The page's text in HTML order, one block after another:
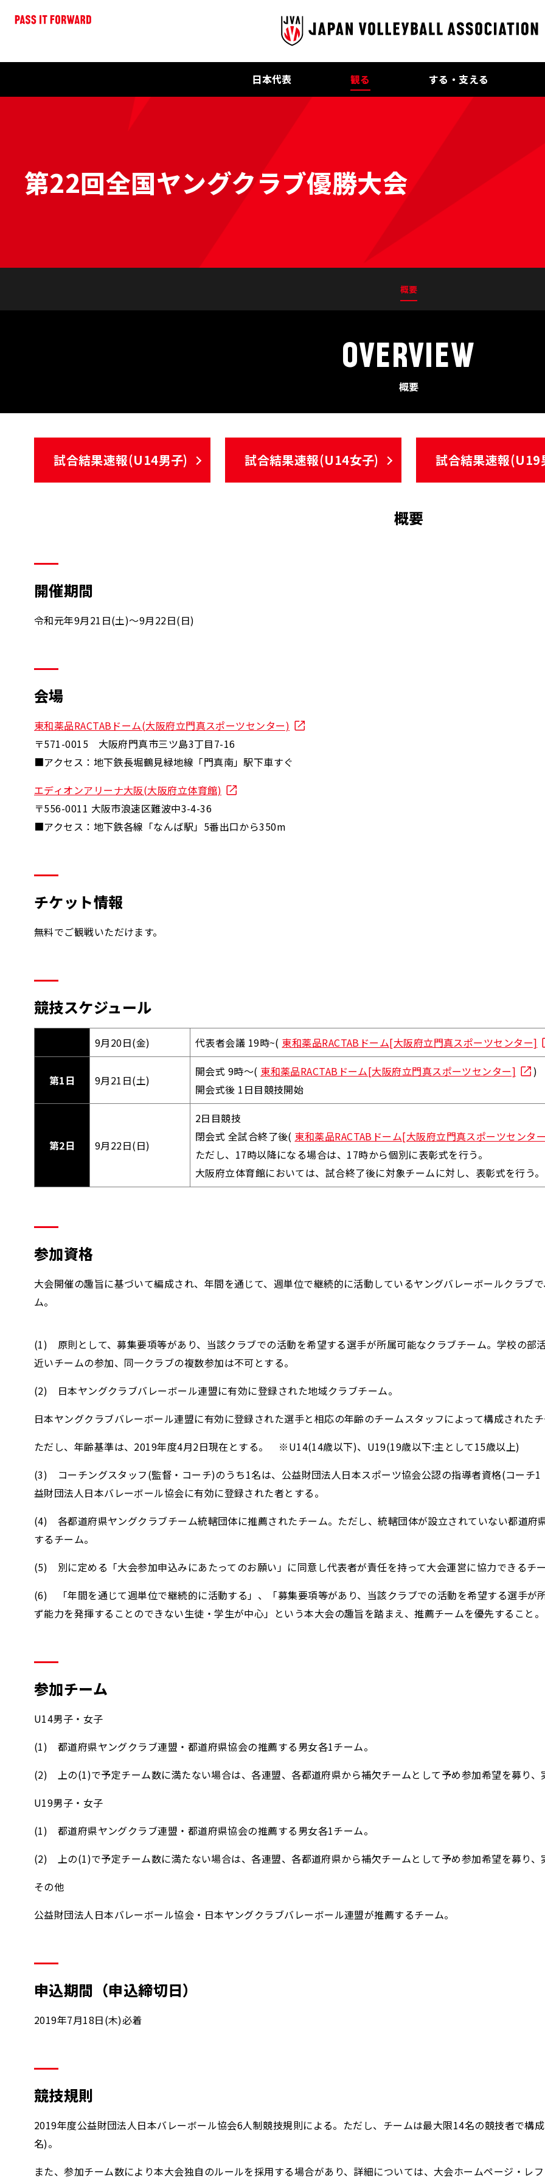
日本代表 観る する・支える
第22回全国ヤングクラブ優勝大会
概要
OVERVIEW
概要
試合結果速報(U14男子) 試合結果速報(U14女子) 試合結果速報(U19
概要
開催期間
令和元年9月21日(土)～9月22日(日)
会場
東和薬品RACTABドーム(大阪府立門真スポーツセンター)
〒571-0015 大阪府門真市三ツ島3丁目7-16
■アクセス：地下鉄長堀鶴見緑地線「門真南」駅下車すぐ
エディオンアリーナ大阪(大阪府立体育館)
〒556-0011 大阪市浪速区難波中3-4-36
■アクセス：地下鉄各線「なんば駅」5番出口から350m
チケット情報
無料でご観戦いただけます。
競技スケジュール
9月20日(金) 代表者会議 19時~( 東和薬品RACTABドーム[大阪府立門真スポーツセンター]
第1日 9月21日(土)
開会式 9時～( 東和薬品RACTABドーム[大阪府立門真スポーツセンター]
)
開会式後 1日目競技開始
第2日 9月22日(日)
2日目競技
閉会式 全試合終了後( 東和薬品RACTABドーム[大阪府立門真スポーツセンタ
ただし、17時以降になる場合は、17時から個別に表彰式を行う。
大阪府立体育館においては、試合終了後に対象チームに対し、表彰式を行う。
参加資格
大会開催の趣旨に基づいて編成され、年間を通じて、週単位で継続的に活動しているヤングバレーボールクラブ
ム。
(1) 原則として、募集要項等があり、当該クラブでの活動を希望する選手が所属可能なクラブチーム。学校の部
近いチームの参加、同一クラブの複数参加は不可とする。
(2) 日本ヤングクラブバレーボール連盟に有効に登録された地域クラブチーム。
日本ヤングクラブバレーボール連盟に有効に登録された選手と相応の年齢のチームスタッフによって構成された
ただし、年齢基準は、2019年度4月2日現在とする。 ※U14(14歳以下)、U19(19歳以下:主として15歳以上)
(3) コーチングスタッフ(監督・コーチ)のうち1名は、公益財団法人日本スポーツ協会公認の指導者資格(コーチ
益財団法人日本バレーボール協会に有効に登録された者とする。
(4) 各都道府県ヤングクラブチーム統轄団体に推薦されたチーム。ただし、統轄団体が設立されていない都道府
するチーム。
(5) 別に定める「大会参加申込みにあたってのお願い」に同意し代表者が責任を持って大会運営に協力できるチ
(6) 「年間を通じて週単位で継続的に活動する」、「募集要項等があり、当該クラブでの活動を希望する選手が
ず能力を発揮することのできない生徒・学生が中心」という本大会の趣旨を踏まえ、推薦チームを優先すること。
参加チーム
U14男子・女子
(1) 都道府県ヤングクラブ連盟・都道府県協会の推薦する男女各1チーム。
(2) 上の(1)で予定チーム数に満たない場合は、各連盟、各都道府県から補欠チームとして予め参加希望を募り、
U19男子・女子
(1) 都道府県ヤングクラブ連盟・都道府県協会の推薦する男女各1チーム。
(2) 上の(1)で予定チーム数に満たない場合は、各連盟、各都道府県から補欠チームとして予め参加希望を募り、
その他
公益財団法人日本バレーボール協会・日本ヤングクラブバレーボール連盟が推薦するチーム。
申込期間（申込締切日）
2019年7月18日(木)必着
競技規則
2019年度公益財団法人日本バレーボール協会6人制競技規則による。ただし、チームは最大限14名の競技者で構
名)。
また、参加チーム数により本大会独自のルールを採用する場合があり、詳細については、大会ホームページ・レ